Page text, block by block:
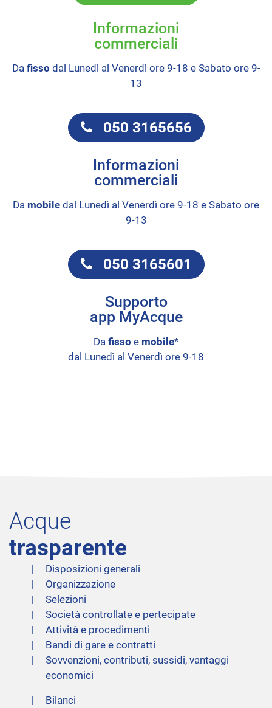
Informazioni
commerciali
Da fisso dal Lunedì al Venerdì ore 9-18 e Sabato ore 9-
13
050 3165656
Informazioni
commerciali
Da mobile dal Lunedì al Venerdì ore 9-18 e Sabato ore
9-13
050 3165601
Supporto
app MyAcque
Da fisso e mobile*
dal Lunedì al Venerdì ore 9-18
Acque
trasparente
Disposizioni generali
Organizzazione
Selezioni
Società controllate e pertecipate
Attività e procedimenti
Bandi di gare e contratti
Sovvenzioni, contributi, sussidi, vantaggi
economici
Bilanci